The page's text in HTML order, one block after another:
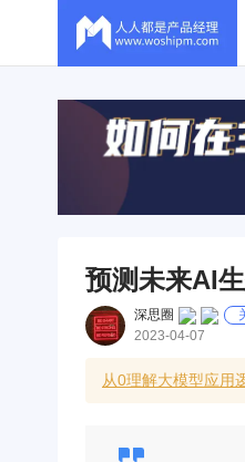
预测未来AI
深思圈
2023-04-07
从0理解大模型应用